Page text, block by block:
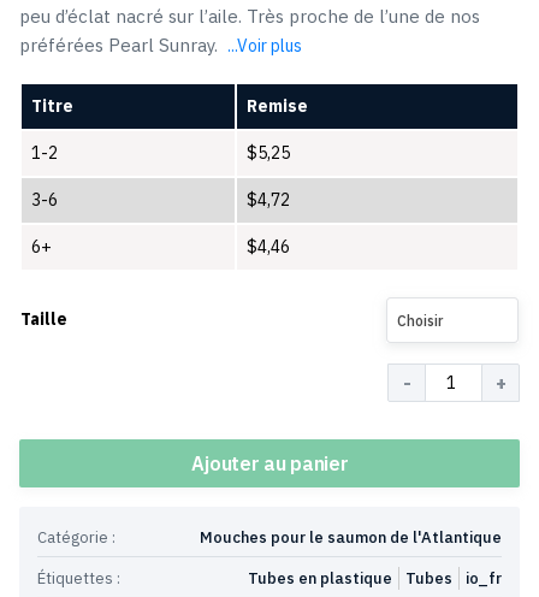
peu d’éclat nacré sur l’aile. Très proche de l’une de nos
préférées Pearl Sunray. ...Voir plus
Titre Remise
1-2 $5,25
3-6 $4,72
6+ $4,46
Taille Choisir
Ajouter au panier
Catégorie :
Mouches pour le saumon de l'Atlantique
Étiquettes :
io_fr
Tubes
Tubes en plastique